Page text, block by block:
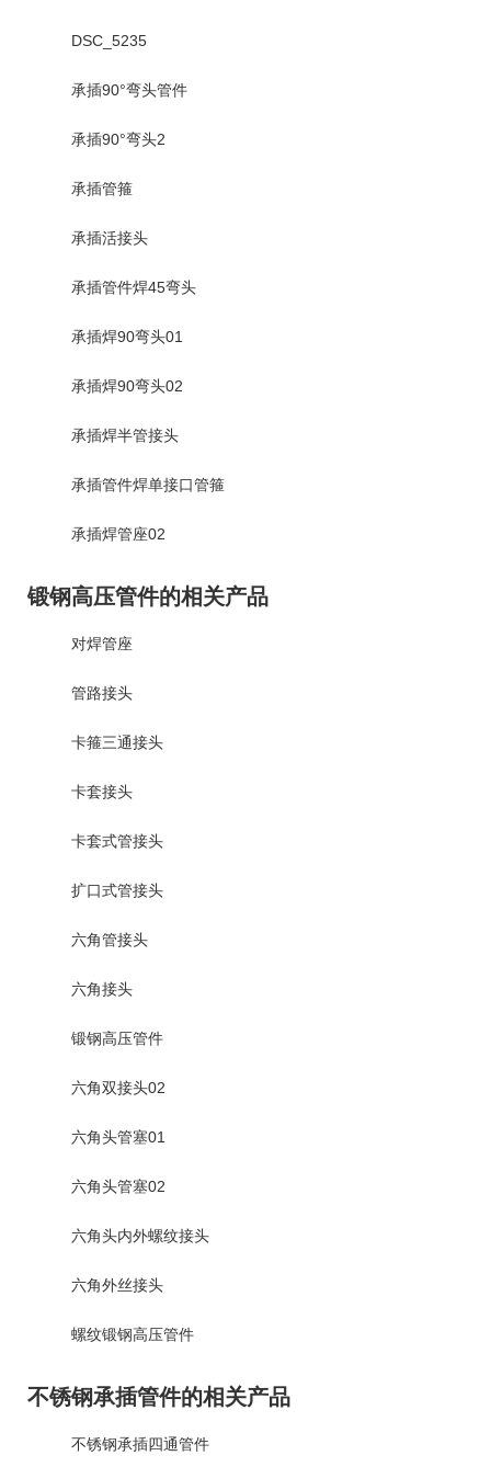
DSC_5235
承插90°弯头管件
承插90°弯头2
承插管箍
承插活接头
承插管件焊45弯头
承插焊90弯头01
承插焊90弯头02
承插焊半管接头
承插管件焊单接口管箍
承插焊管座02
锻钢高压管件的相关产品
对焊管座
管路接头
卡箍三通接头
卡套接头
卡套式管接头
扩口式管接头
六角管接头
六角接头
锻钢高压管件
六角双接头02
六角头管塞01
六角头管塞02
六角头内外螺纹接头
六角外丝接头
螺纹锻钢高压管件
不锈钢承插管件的相关产品
不锈钢承插四通管件